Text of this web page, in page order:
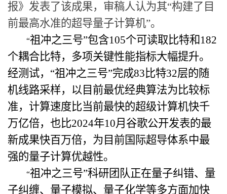
报》发表了该成果，审稿人认为其“构建了目
前最高水准的超导量子计算机”。
“祖冲之三号”包含105个可读取比特和 182
个耦合比特，多项关键性能指标大幅提升。
经测试，“祖冲之三号”完成83 比特32层的随
机线路采样，以目前最优经典算法为比较标
准，计算速度比当前最快的超级计算机快千
万亿倍，也比2024年10月谷歌公开发表的最
新成果快百万倍，为目前国际超导体系中最
强的量子计算优越性。
“祖冲之三号”科研团队正在量子纠错、量
子纠缠、量子模拟、量子化学等多方面加快